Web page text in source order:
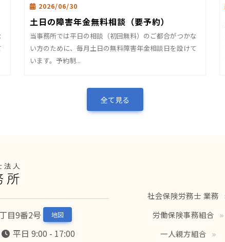
土日の障害年金無料相談（要予約）
2026/06/30
当事務所では平日の相談（初回無料）のご都合がつかな
い方のために、毎月土日の無料障害年金相談日を設けて
います。予約制...
全て見る
目9番2号 地図
平日 9:00 - 17:00
社会保険労務士 業務
労働保険事務組合
一人親方組合